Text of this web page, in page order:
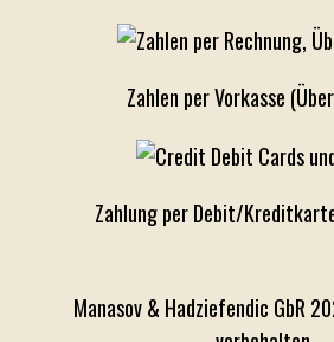
Zahlen per Vorkasse
Zahlung per Debit/
Manasov & Hadziefendic GbR